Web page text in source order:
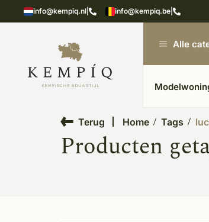
info@kempiq.nl info@kempiq.be
in kempische bouwstijl Meer dan
Alle
Terug Home Tags
Producten